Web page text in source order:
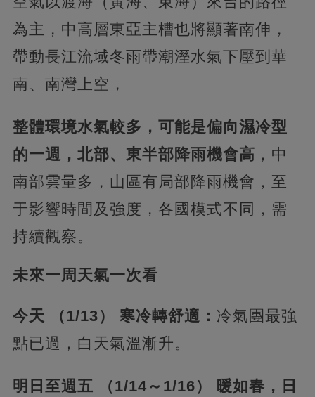
為主，中高層東亞主槽也將顯著南伸，
帶動長江流域冬雨帶潮溼水氣下壓到華
南、南灣上空，
整體環境水氣較多，可能是偏向濕冷型
的一週，北部、東半部降雨機會高 ，中
南部雲量多，山區有局部降雨機會，至
于影響時間及強度，各國模式不同，需
持續觀察。
未來一周天氣一次看
今天 （1/13） 寒冷轉舒適： 冷氣團最強
點已過，白天氣溫漸升。
明日至週五 （1/14～1/16） 暖如春，日